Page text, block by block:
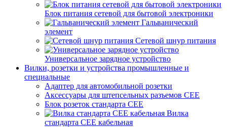
Блок питания сетевой для бытовой электроники
Гальванический
элемент
Сетевой шнур питания
Универсальное зарядное устройство
Вилки, розетки и устройства промышленные и
специальные
Адаптер для автомобильной розетки
Аксессуары для штепсельных разъемов CEE
Блок розеток стандарта CEE
Вилка
стандарта CEE кабельная